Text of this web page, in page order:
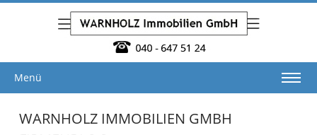
Menü
WARNHOLZ IMMOBILIEN GMBH